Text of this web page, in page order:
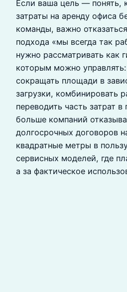
Если ваша цель — понять,
затраты на аренду офиса
команды, важно
подхода «мы всегда так
нужно рассматривать как
которым можно
сокращать площади в
загрузки, комбинировать
переводить часть затрат
больше компаний
долгосрочных договоров
квадратные метры в
сервисных моделей, где
а за фактическое